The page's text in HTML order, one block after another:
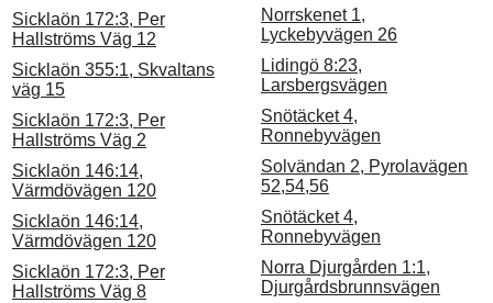
Sicklaön 172:3, Per
Hallströms Väg 12
Sicklaön 355:1, Skvaltans
väg 15
Sicklaön 172:3, Per
Hallströms Väg 2
Sicklaön 146:14,
Värmdövägen 120
Sicklaön 146:14,
Värmdövägen 120
Sicklaön 172:3, Per
Hallströms Väg 8
Norrskenet 1,
Lyckebyvägen 26
Lidingö 8:23,
Larsbergsvägen
Snötäcket 4,
Ronnebyvägen
Solvändan 2, Pyrolavägen
52,54,56
Snötäcket 4,
Ronnebyvägen
Norra Djurgården 1:1,
Djurgårdsbrunnsvägen